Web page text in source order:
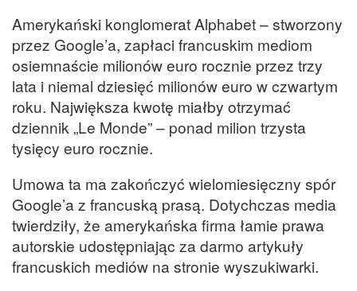
Amerykański konglomerat Alphabet – stworzony
przez Google’a, zapłaci francuskim mediom
osiemnaście milionów euro rocznie przez trzy
lata i niemal dziesięć milionów euro w czwartym
roku. Największa kwotę miałby otrzymać
dziennik „Le Monde” – ponad milion trzysta
tysięcy euro rocznie.
Umowa ta ma zakończyć wielomiesięczny spór
Google’a z francuską prasą. Dotychczas media
twierdziły, że amerykańska firma łamie prawa
autorskie udostępniając za darmo artykuły
francuskich mediów na stronie wyszukiwarki.